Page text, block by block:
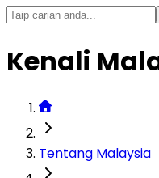
Kenali
Tentang Malaysia